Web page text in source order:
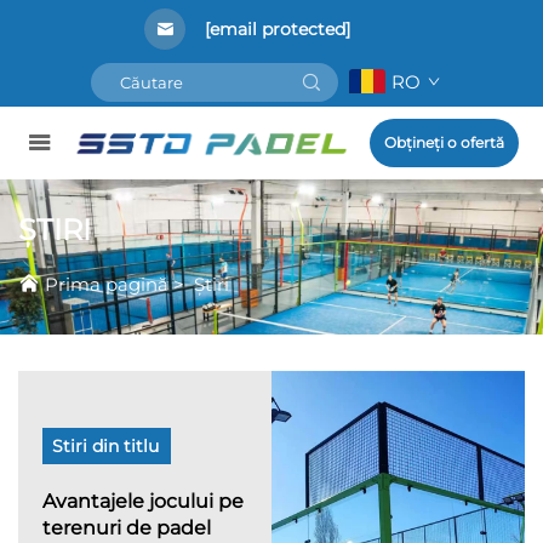
[email protected]
RO
Obțineți o ofertă
ȘTIRI
Prima pagină>Știri
Stiri din titlu
Avantajele jocului pe
terenuri de padel